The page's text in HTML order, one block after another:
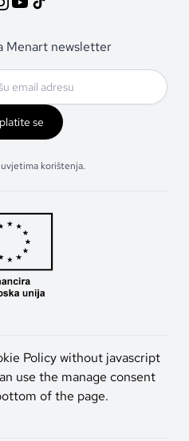
Menart newsletter
se
korištenja.
Policy without javascript
use the manage consent
of the page.